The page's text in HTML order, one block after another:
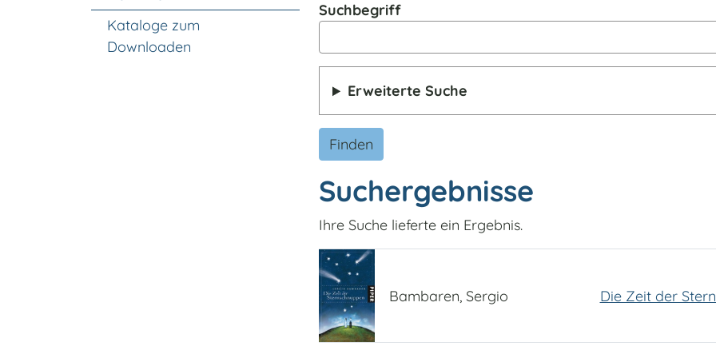
Suchbegriff
Erweiterte Suche
Finden
Suchergebnisse
Ihre Suche lieferte ein Ergebnis.
Bambaren, Sergio Die Zeit der
Kataloge zum
Downloaden